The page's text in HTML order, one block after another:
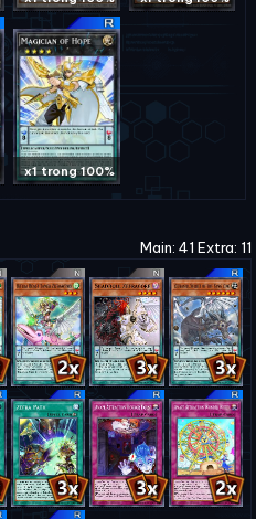
x1 trong 100%
Main: 41 Extra: 11